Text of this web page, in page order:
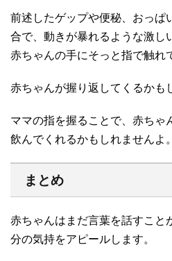
前述したゲップや便秘、おっぱ
合で、動きが暴れるような激し
赤ちゃんの手にそっと指で触れ
赤ちゃんが握り返してくるかも
ママの指を握ることで、赤ちゃ
飲んでくれるかもしれませんよ。
まとめ
赤ちゃんはまだ言葉を話すこと
分の気持をアピールします。